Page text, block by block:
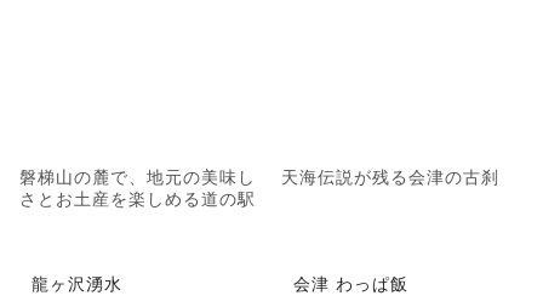
磐梯山の麓で、地元の美味し
さとお土産を楽しめる道の駅
天海伝説が残る会津の古刹
龍ヶ沢湧水 会津 わっぱ飯